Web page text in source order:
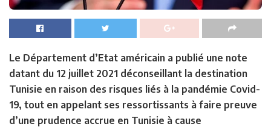
Le Département d’Etat américain a publié une note
datant du 12 juillet 2021 déconseillant la destination
Tunisie en raison des risques liés à la pandémie Covid-
19, tout en appelant ses ressortissants à faire preuve
d’une prudence accrue en Tunisie à cause